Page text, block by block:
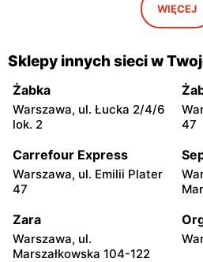
Grzecznarowskiego 28
Mohito
Łódź al. Marsz. Józefa
Piłsudskiego 15/23
Mohito
Mohito
Piotrków Trybunalski, ul.
Mohito
WIĘCEJ
Sklepy innych sieci w
Żabka
Warszawa, ul. Łucka 2/4/6
lok. 2
47
Carrefour Express
Warszawa, ul. Emilii Plater
47
Zara
Warszawa, ul.
Marszałkowska 104-122